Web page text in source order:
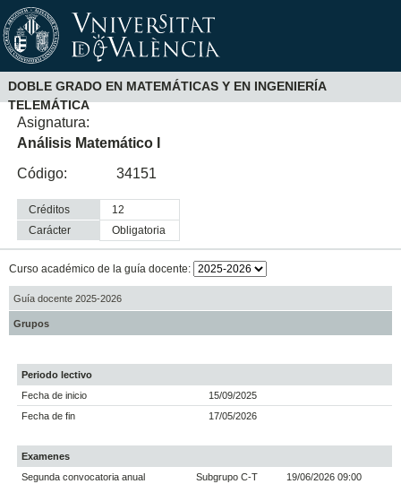
DOBLE GRADO EN MATEMÁTICAS Y EN INGENIERÍA
TELEMÁTICA
Asignatura:
Análisis Matemático I
Código:
34151
Créditos
12
Carácter
obligatoria
Curso académico de la guía docente:
Guía docente 2025-2026
Grupos
Periodo lectivo
Fecha de inicio
15/09/2025
Fecha de fin
17/05/2026
Examenes
Segunda convocatoria anual
Subgrupo C-T
19/06/2026 09:00